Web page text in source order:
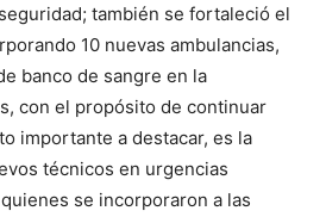
también se fortaleció el
10 nuevas ambulancias,
banco de sangre en la
con el propósito de continuar
importante a destacar, es la
técnicos en urgencias
se incorporaron a las